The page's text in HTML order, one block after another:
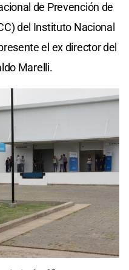
de Prevención de
del Instituto Nacional
el ex director del
Marelli.